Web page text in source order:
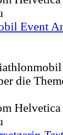
Event
die